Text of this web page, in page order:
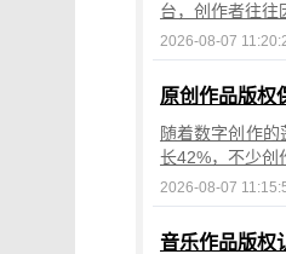
台，创作者往往
2026-08-07
随着数字创作
长42%，不少创
2026-08-07
音乐作品版权